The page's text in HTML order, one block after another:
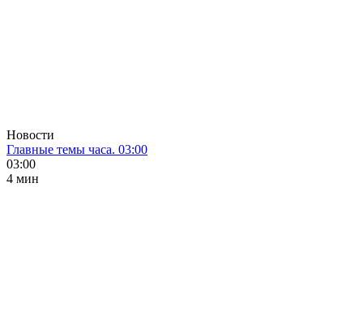
Новости
Главные темы часа. 03:00
03:00
4 мин